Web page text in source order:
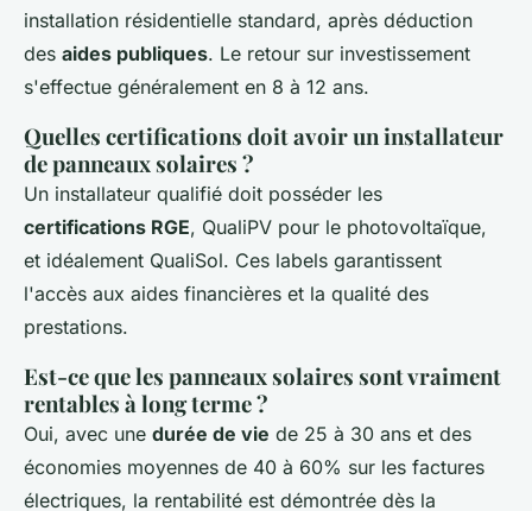
installation résidentielle standard, après déduction
des aides publiques. Le retour sur investissement
s'effectue généralement en 8 à 12 ans.
Quelles certifications doit avoir un installateur
de panneaux solaires ?
Un installateur qualifié doit posséder les
certifications RGE, QualiPV pour le photovoltaïque,
et idéalement QualiSol. Ces labels garantissent
l'accès aux aides financières et la qualité des
prestations.
Est-ce que les panneaux solaires sont vraiment
rentables à long terme ?
Oui, avec une durée de vie de 25 à 30 ans et des
économies moyennes de 40 à 60% sur les factures
électriques, la rentabilité est démontrée dès la